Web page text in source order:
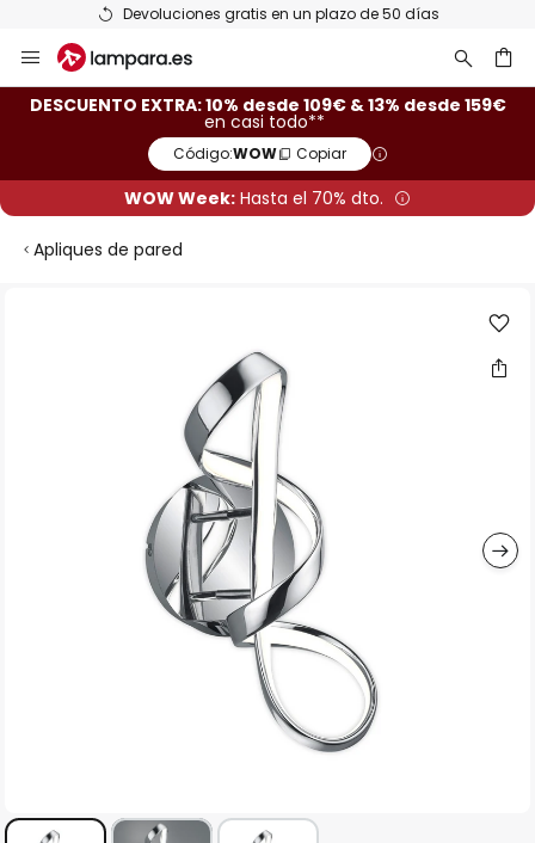
Devoluciones gratis en un plazo de 50 días
al
contenido
DESCUENTO EXTRA: 10% desde 109€ & 13% desde 159€
en casi todo**
Código:WOW Copiar
WOW Week: Hasta el 70% dto.
Apliques de pared